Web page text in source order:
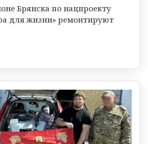
Брянска по нацпроекту
для жизни» ремонтируют